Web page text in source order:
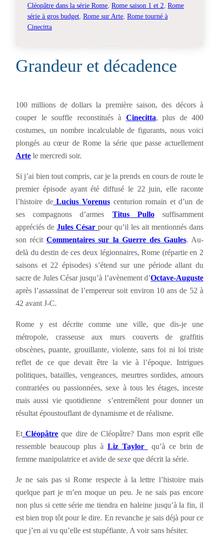
Cléopâtre dans la série Rome Rome saison 1 et 2 Rome
série à gros budget Rome sur Arte Rome tourné à
Cinecitta
Grandeur et décadence
100 millions de dollars la première saison, des décors à
couper le souffle reconstitués à Cinecitta, plus de 400
costumes, un nombre incalculable de figurants, nous voici
plongés au cœur de Rome la série que passe actuellement
Arte le mercredi soir.
Si j’ai bien tout compris, car je la prends en cours de route le
premier épisode ayant été diffusé le 22 juin, elle raconte
l’histoire deLucius Vorenuscenturion romain et d’un de
ses compagnons d’armes Titus Pullosuffisamment
appréciés de Jules César pour qu’il les ait mentionnés dans
son récitCommentaires sur la Guerre des Gaules. Au-
delà du destin de ces deux légionnaires, Rome (répartie en 2
saisons et 22 épisodes) s’étend sur une période allant du
sacre de Jules César jusqu’à l’avènement d’Octave-Auguste
après l’assassinat de l’empereur soit environ 10 ans de 52 à
42 avant J-C.
Rome y est décrite comme une ville, que dis-je une
métropole, crasseuse aux murs couverts de graffitis
obscènes, puante, grouillante, violente, sans foi ni loi triste
reflet de ce que devait être la vie à l’époque. Intrigues
politiques, batailles, vengeances, meurtres sordides, amours
contrariées ou passionnées, sexe à tous les étages, inceste
mais aussi vie quotidienne s’entremêlent pour donner un
résultat époustouflant de dynamisme et de réalisme.
EtCléopâtre que dire de Cléopâtre? Dans mon esprit elle
ressemble beaucoup plus à Liz Taylor
qu’à ce brin de
femme manipulatrice et avide de sexe que décrit la série.
Je ne sais pas si Rome respecte à la lettre l’histoire mais
quelque part je m’en moque un peu. Je ne sais pas encore
non plus si cette série me tiendra en haleine jusqu’à la fin, il
est bien trop tôt pour le dire. En revanche je sais déjà pour ce
que j’en ai vu qu’elle est stupéfiante. A voir sans hésiter.